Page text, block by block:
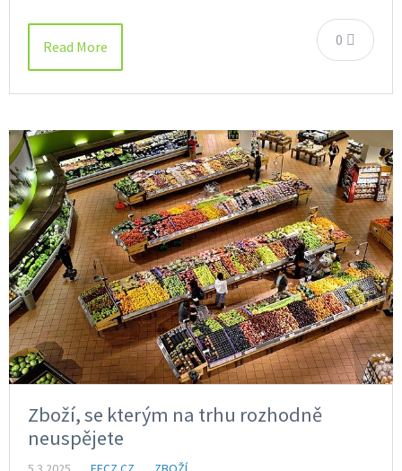
0
Read More
Zboží, se kterým na trhu rozhodně
neuspějete